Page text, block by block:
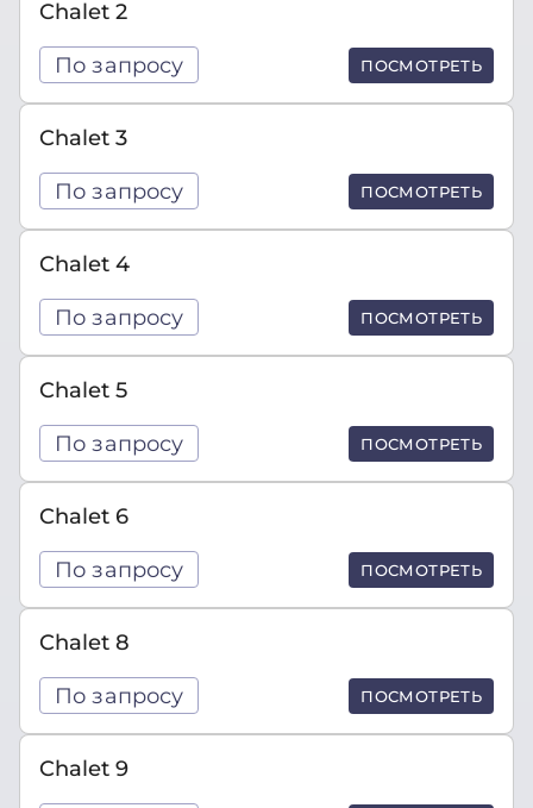
Chalet 2
По запросу ПОСМОТРЕТЬ
Chalet 3
По запросу ПОСМОТРЕТЬ
Chalet 4
По запросу ПОСМОТРЕТЬ
Chalet 5
По запросу ПОСМОТРЕТЬ
Chalet 6
По запросу ПОСМОТРЕТЬ
Chalet 8
По запросу ПОСМОТРЕТЬ
Chalet 9